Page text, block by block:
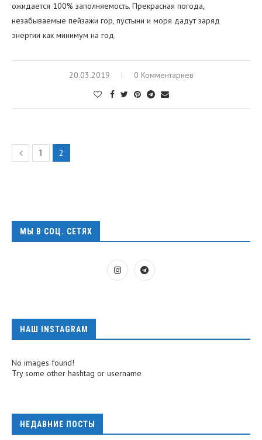
ожидается 100% заполняемость. Прекрасная погода,
незабываемые пейзажи гор, пустыни и моря дадут заряд
энергии как минимум на год.
20.03.2019 0 Комментариев
1 2
МЫ В СОЦ. СЕТЯХ
НАШ INSTAGRAM
No images found!
Try some other hashtag or username
НЕДАВНИЕ ПОСТЫ